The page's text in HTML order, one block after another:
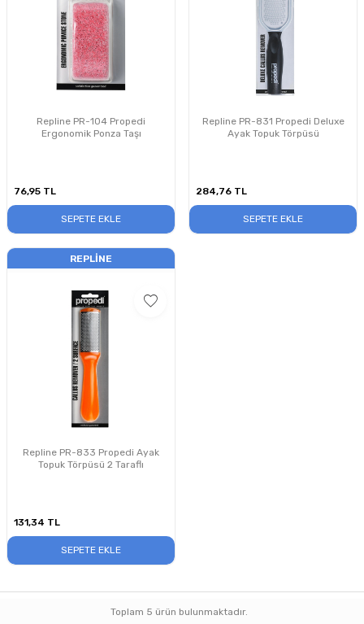
Repline PR-104 Propedi
Ergonomik Ponza Taşı
76,95 TL
SEPETE EKLE
Repline PR-831 Propedi Deluxe
Ayak Topuk Törpüsü
284,76 TL
SEPETE EKLE
REPLINE
Repline PR-833 Propedi Ayak
Topuk Törpüsü 2 Taraflı
131,34 TL
SEPETE EKLE
Toplam 5 ürün bulunmaktadır.